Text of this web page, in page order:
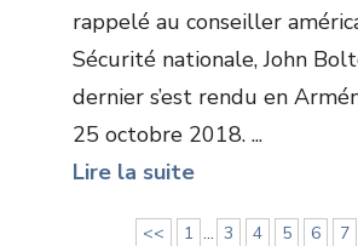
rappelé au conseiller
Sécurité nationale, John
dernier s’est rendu en
25 octobre 2018. ...
Lire la suite
<< 1 ... 3 4 5 6 7